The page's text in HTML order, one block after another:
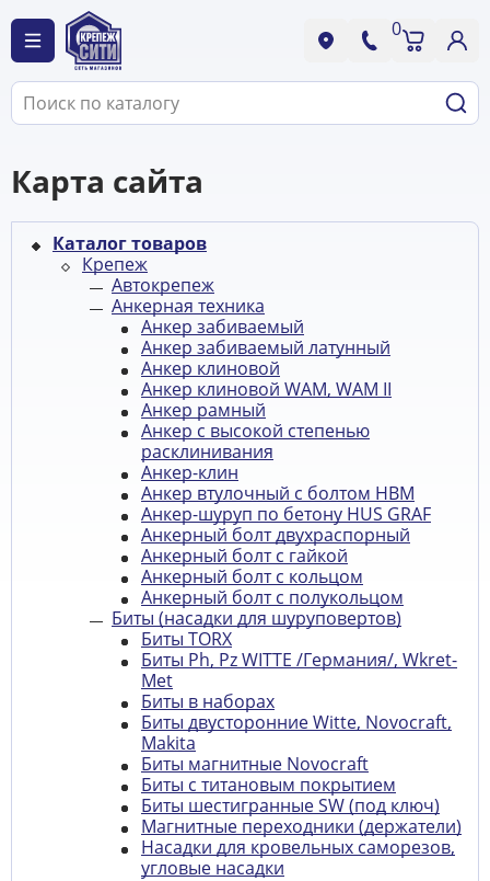
0
Карта сайта
Каталог товаров
Крепеж
Автокрепеж
Анкерная техника
Анкер забиваемый
Анкер забиваемый латунный
Анкер клиновой
Анкер клиновой WAM, WAM II
Анкер рамный
Анкер с высокой степенью
расклинивания
Анкер-клин
Анкер втулочный с болтом HBM
Анкер-шуруп по бетону HUS GRAF
Анкерный болт двухраспорный
Анкерный болт с гайкой
Анкерный болт с кольцом
Анкерный болт с полукольцом
Биты (насадки для шуруповертов)
Биты TORX
Биты Ph, Pz WITTE /Германия/, Wkret-
Met
Биты в наборах
Биты двусторонние Witte, Novocraft,
Makita
Биты магнитные Novocraft
Биты с титановым покрытием
Биты шестигранные SW (под ключ)
Магнитные переходники (держатели)
Насадки для кровельных саморезов,
угловые насадки